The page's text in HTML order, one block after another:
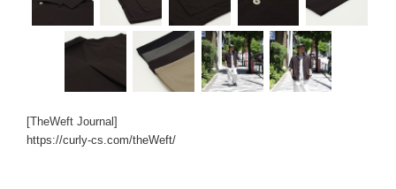
[TheWeft Journal]
https://curly-cs.com/theWeft/